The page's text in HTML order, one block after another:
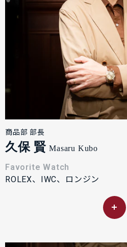
商品部 部長
久保 賢 Masaru Kubo
Favorite Watch
ROLEX、IWC、ロンジン